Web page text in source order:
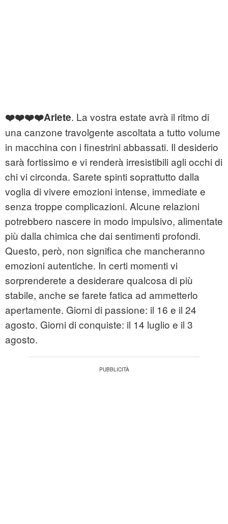
❤️❤️❤️❤️Ariete. La vostra estate avrà il ritmo di
una canzone travolgente ascoltata a tutto volume
in macchina con i finestrini abbassati. Il desiderio
sarà fortissimo e vi renderà irresistibili agli occhi di
chi vi circonda. Sarete spinti soprattutto dalla
voglia di vivere emozioni intense, immediate e
senza troppe complicazioni. Alcune relazioni
potrebbero nascere in modo impulsivo, alimentate
più dalla chimica che dai sentimenti profondi.
Questo, però, non significa che mancheranno
emozioni autentiche. In certi momenti vi
sorprenderete a desiderare qualcosa di più
stabile, anche se farete fatica ad ammetterlo
apertamente. Giorni di passione: il 16 e il 24
agosto. Giorni di conquiste: il 14 luglio e il 3
agosto.